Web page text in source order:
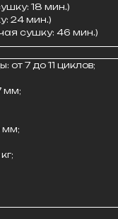
18 мин.)
24 мин.)
сушку: 46 мин.)
7 до 11 циклов;
мм;
мм;